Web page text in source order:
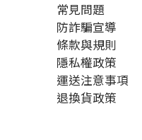
常見問題
防詐騙宣導
條款與規則
隱私權政策
運送注意事項
退換貨政策